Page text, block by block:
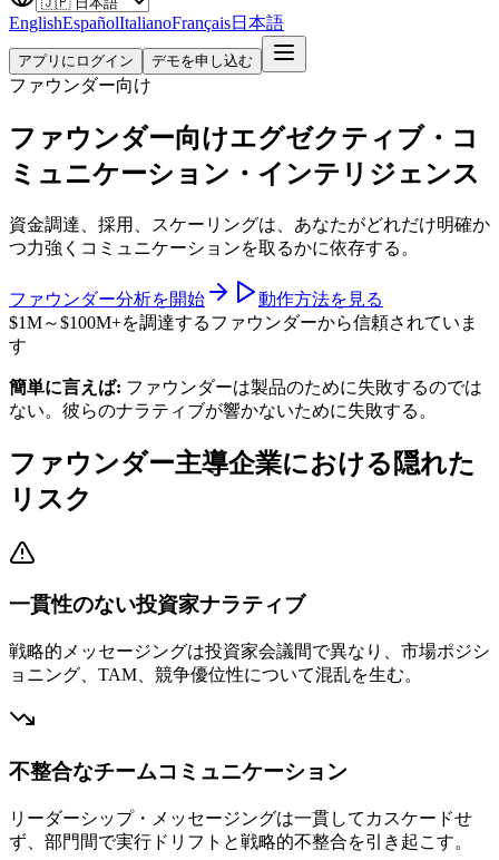
EnglishEspañolItalianoFrançais日本語
アプリにログイン デモを申し込む
ファウンダー向け
ファウンダー向けエグゼクティブ・コ
ミュニケーション・インテリジェンス
資金調達、採用、スケーリングは、あなたがどれだけ明確か
つ力強くコミュニケーションを取るかに依存する。
ファウンダー分析を開始
動作方法を見る
$1M～$100M+を調達するファウンダーから信頼されていま
す
簡単に言えば: ファウンダーは製品のために失敗するのでは
ない。彼らのナラティブが響かないために失敗する。
ファウンダー主導企業における隠れた
リスク
一貫性のない投資家ナラティブ
戦略的メッセージングは投資家会議間で異なり、市場ポジシ
ョニング、TAM、競争優位性について混乱を生む。
不整合なチームコミュニケーション
リーダーシップ・メッセージングは一貫してカスケードせ
ず、部門間で実行ドリフトと戦略的不整合を引き起こす。